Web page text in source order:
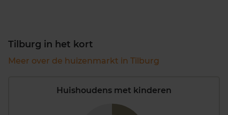
Tilburg in het kort
Meer over de huizenmarkt in Tilburg
Huishoudens met kinderen